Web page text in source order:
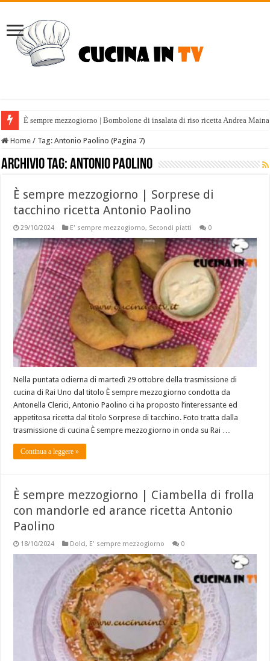
È sempre mezzogiorno | Bombolone di insalata di riso ricetta Andrea
È sempre mezzogiorno | Tabulè estivo ricetta Fabio Potenzano
Home / Tag:Antonio Paolino (Pagina 7)
Archivio tag:Antonio Paolino
È sempre mezzogiorno | Sorprese di
tacchino ricetta Antonio Paolino
29/10/2024 E' sempre mezzogiorno, Secondi piatti 0
Nella puntata odierna di martedì 29 ottobre della trasmissione di
cucina di Rai Uno dal titolo È sempre mezzogiorno condotta da
Antonella Clerici, Antonio Paolino ci ha proposto l’interessante ed
appetitosa ricetta dal titolo Sorprese di tacchino. Foto tratta dalla
trasmissione di cucina È sempre mezzogiorno in onda su Rai …
Continua a leggere »
È sempre mezzogiorno | Ciambella di frolla
con mandorle ed arance ricetta Antonio
Paolino
18/10/2024 Dolci, E' sempre mezzogiorno 0